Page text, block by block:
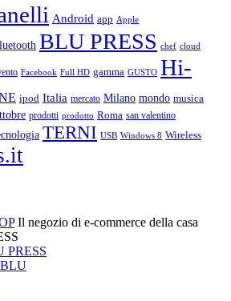
Android app Apple
BLU PRESS chef cloud
Facebook Full HD gamma GUSTO Hi-
ipod Italia mercato Milano mondo musica
prodotti prodotto Roma san valentino
TERNI USB Windows 8 Wireless
Il negozio di e-commerce della casa
PRESS